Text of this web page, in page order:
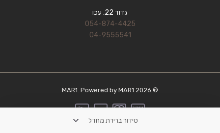
גדוד 22, עכו
054-874-4425
04-9555541
© 2026 MAR1. Powered by MAR1